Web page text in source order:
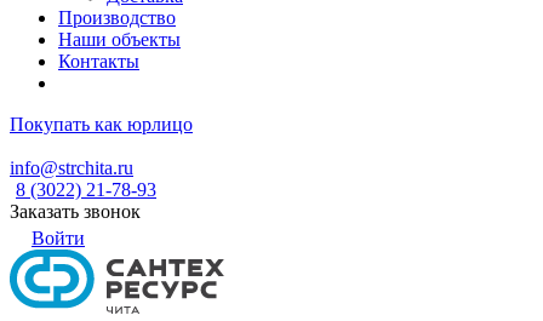
Производство
Наши объекты
Контакты
Покупать как юрлицо
info@strchita.ru
8 (3022) 21-78-93
Заказать звонок
Войти